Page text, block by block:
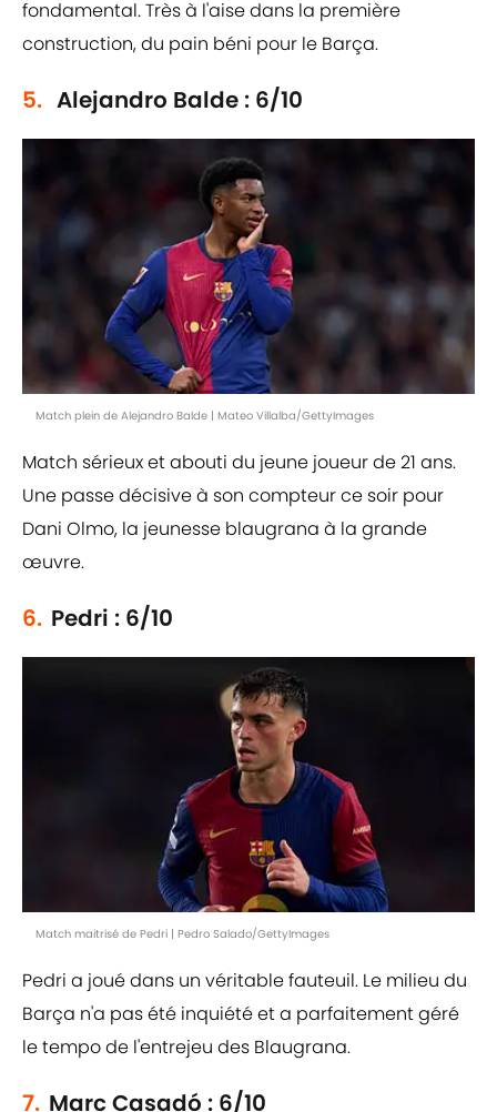
fondamental. Très à l'aise dans la première
construction, du pain béni pour le Barça.
5. Alejandro Balde : 6/10
Match plein de Alejandro Balde | Mateo Villalba/GettyImages
Match sérieux et abouti du jeune joueur de 21 ans.
Une passe décisive à son compteur ce soir pour
Dani Olmo, la jeunesse blaugrana à la grande
œuvre.
6. Pedri : 6/10
Match maitrisé de Pedri | Pedro Salado/GettyImages
Pedri a joué dans un véritable fauteuil. Le milieu du
Barça n'a pas été inquiété et a parfaitement géré
le tempo de l'entrejeu des Blaugrana.
7. Marc Casadó : 6/10